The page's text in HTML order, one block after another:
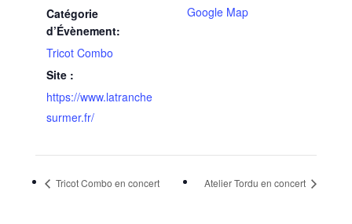
Catégorie
d’Évènement:
Tricot Combo
Site :
https://www.latranche
surmer.fr/
Google Map
Tricot Combo en concert Atelier Tordu en concert